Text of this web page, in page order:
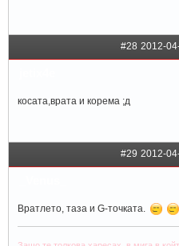
#28 2012-
косата,врата и корема ;д
#29 2012-
Вратлето, таза и G-точката.